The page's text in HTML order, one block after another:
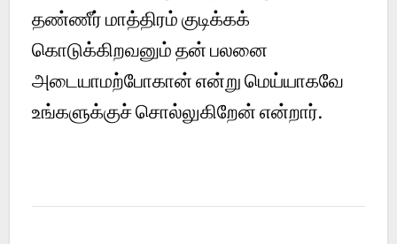
தண்ணீர் மாத்திரம் குடிக்கக்
கொடுக்கிறவனும் தன் பலனை
அடையாமற்போகான் என்று மெய்யாகவே
உங்களுக்குச் சொல்லுகிறேன் என்றார்.